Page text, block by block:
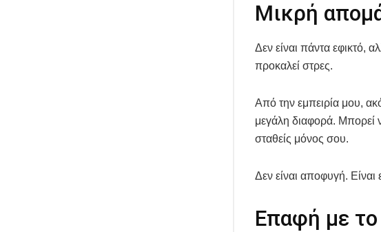
Μικρή
Δεν είναι πάντα εφικτό,
προκαλεί στρες.
Από την εμπειρία μου,
μεγάλη διαφορά. Μπορεί
σταθείς μόνος σου.
Δεν είναι αποφυγή.
Επαφή με